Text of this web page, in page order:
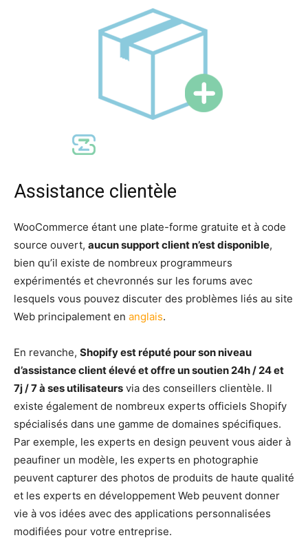
Assistance clientèle
WooCommerce étant une plate-forme gratuite et à code
source ouvert, aucun support client n’est disponible,
bien qu’il existe de nombreux programmeurs
expérimentés et chevronnés sur les forums avec
lesquels vous pouvez discuter des problèmes liés au site
Web principalement en anglais.
En revanche, Shopify est réputé pour son niveau
d’assistance client élevé et offre un soutien 24h / 24 et
7j / 7 à ses utilisateurs via des conseillers clientèle. Il
existe également de nombreux experts officiels Shopify
spécialisés dans une gamme de domaines spécifiques.
Par exemple, les experts en design peuvent vous aider à
peaufiner un modèle, les experts en photographie
peuvent capturer des photos de produits de haute qualité
et les experts en développement Web peuvent donner
vie à vos idées avec des applications personnalisées
modifiées pour votre entreprise.